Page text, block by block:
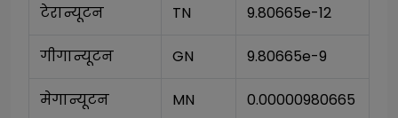
टेरान्यूटन TN 9.80665e-12
गीगान्यूटन GN 9.80665e-9
मेगान्यूटन MN 0.00000980665